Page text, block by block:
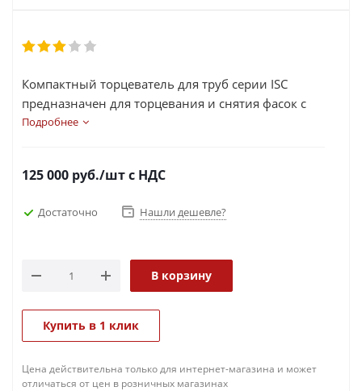
Компактный торцеватель для труб серии ISC
предназначен для торцевания и снятия фасок с
труб в диапазоне от 8 до 53мм. (по наружному
Подробнее
125 000 руб./штс НДС
Достаточно Нашли дешевле?
В корзину
Купить в 1 клик
Цена действительна только для интернет-магазина и может
отличаться от цен в розничных магазинах